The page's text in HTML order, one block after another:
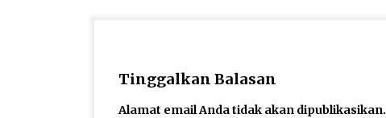
Tinggalkan Balasan
Alamat email Anda tidak akan dipublikasikan.